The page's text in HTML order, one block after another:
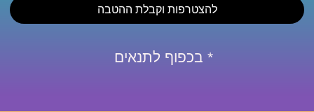
להצטרפות וקבלת ההטבה
* בכפוף לתנאים